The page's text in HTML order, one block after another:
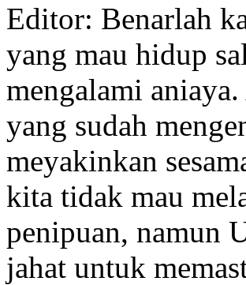
Editor: Benarlah
yang mau hidup
mengalami
yang sudah
meyakinkan
kita tidak mau
penipuan, namun
jahat untuk